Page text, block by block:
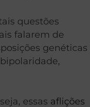
questões
falarem de
genéticas
essas aflições